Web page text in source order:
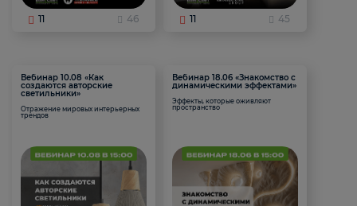
11 46 11 45
Вебинар 10.08 «Как
создаются авторские
светильники»
Отражение мировых интерьерных
трендов
Вебинар 18.06 «Знакомство с
динамическими эффектами»
Эффекты, которые оживляют
пространство